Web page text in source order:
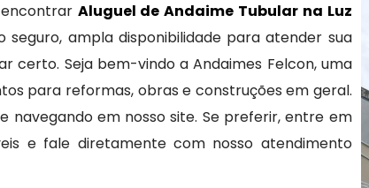
Aluguel de Andaime Tubular na Luz
ampla disponibilidade para atender sua
certo. Seja bem-vindo a Andaimes Felcon, uma
para reformas, obras e construções em geral.
navegando em nosso site. Se preferir, entre em
e fale diretamente com nosso atendimento